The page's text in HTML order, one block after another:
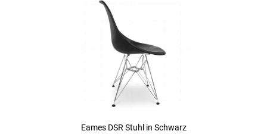
Eames DSR Stuhl in Schwarz